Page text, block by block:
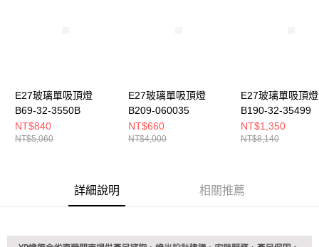
４．使用「AFTEE先享後付」時，將依據個別帳號之用戶狀況，依本公司即
時審查核予不同之上限額度；若仍有額度不足之情形，本公司將視審查結果
請求用戶進行身份認證。
５．嚴禁一人註冊多個帳號或使用他人資訊註冊。若發現惡意使用之情形，
E27玻璃單吸頂燈
B69-32-3550B
NT$840
NT$5,060
E27玻璃單吸頂燈
B209-060035
NT$660
NT$4,000
E27玻璃單吸頂燈
B190-32-35499
NT$1,350
NT$8,140
詳細說明 相關推薦